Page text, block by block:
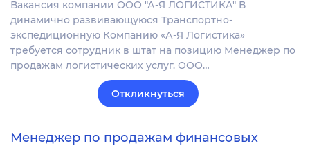
Вакансия компании ООО "А-Я ЛОГИСТИКА" В
динамично развивающуюся Транспортно-
экспедиционную Компанию «А-Я Логистика»
требуется сотрудник в штат на позицию Менеджер по
продажам логистических услуг. ООО…
Откликнуться
Менеджер по продажам финансовых